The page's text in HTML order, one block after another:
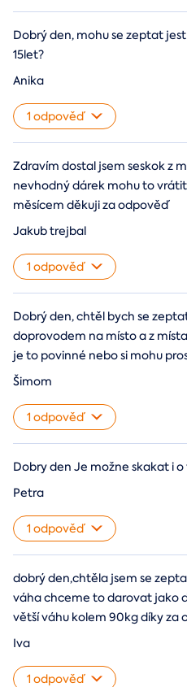
Dobrý den, mohu se zeptat
15let?
Anika
1 odpověď
Zdravím dostal jsem seskok z
nevhodný dárek mohu to
měsícem děkuji za odpověď
Jakub trejbal
1 odpověď
Dobrý den, chtěl bych se
doprovodem na místo a z
je to povinné nebo si mohu
Šimom
1 odpověď
Dobry den Je možne skakat i o
Petra
1 odpověď
dobrý den,chtěla jsem se
váha chceme to darovat jako
větší váhu kolem 90kg díky za
Iva
1 odpověď